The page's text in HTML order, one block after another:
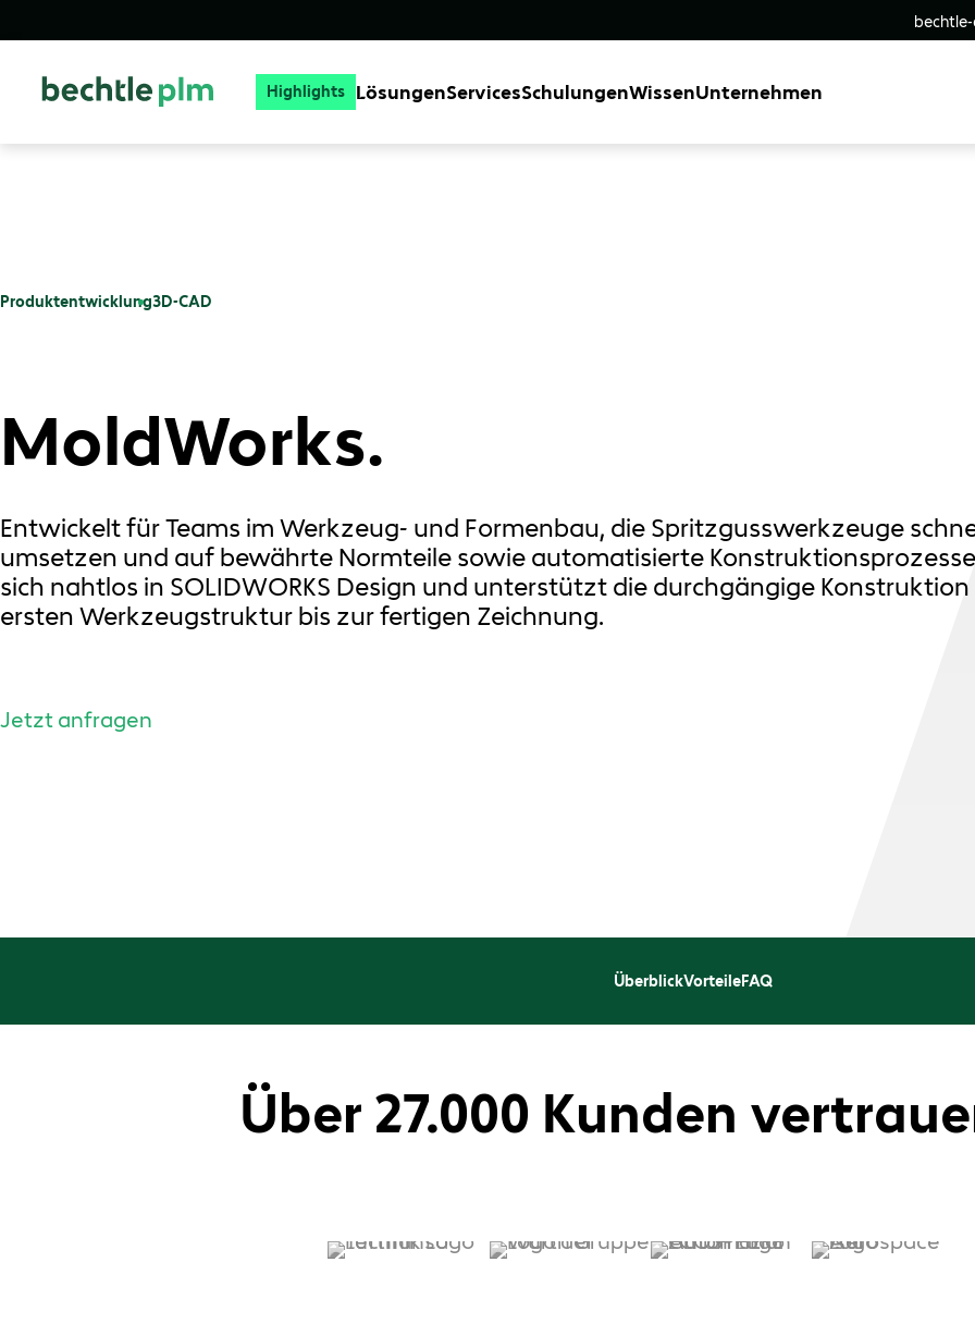
Highlights LösungenServicesSchulungenWissenUnternehmen
Produktentwicklung3D-CAD
MoldWorks.
Entwickelt für Teams im Werkzeug- und Formenbau, die Spritzgusswerkzeuge
umsetzen und auf bewährte Normteile sowie automatisierte
sich nahtlos in SOLIDWORKS Design und unterstützt die durchgängige
ersten Werkzeugstruktur bis zur fertigen Zeichnung.
Jetzt anfragen
ÜberblickVorteileFAQ
Über 27.000 Kunden